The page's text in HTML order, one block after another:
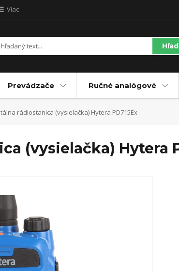
Viac
Prevádzače Ručné analógové
rádiostanica (vysielačka) Hytera PD715Ex
(vysielačka) Hytera